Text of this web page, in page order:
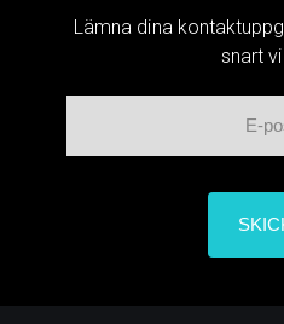
Lämna dina
snart